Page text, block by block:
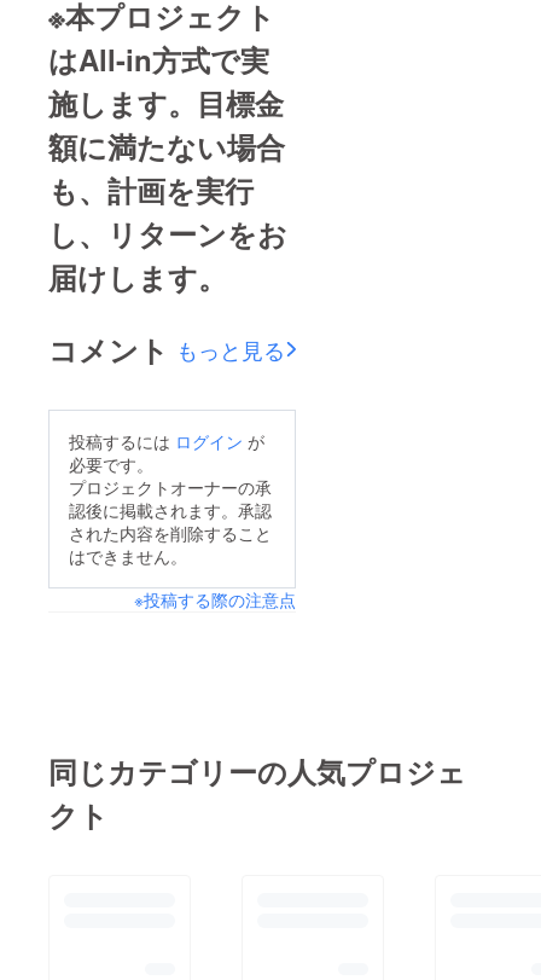
※本プロジェクト
はAll-in方式で実
施します。目標金
額に満たない場合
も、計画を実行
し、リターンをお
届けします。
コメント もっと見る
投稿するには ログイン が
必要です。
プロジェクトオーナーの承
認後に掲載されます。承認
された内容を削除すること
はできません。
※投稿する際の注意点
同じカテゴリーの人気プロジェ
クト